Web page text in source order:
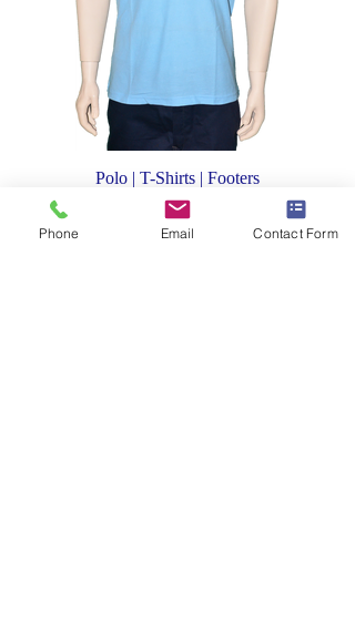
Polo | T-Shirts | Footers
Phone Email Contact Form